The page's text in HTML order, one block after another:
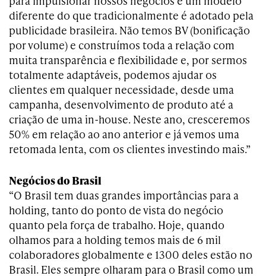
diferente do que tradicionalmente é adotado pela
publicidade brasileira. Não temos BV (bonificação
por volume) e construímos toda a relação com
muita transparência e flexibilidade e, por sermos
totalmente adaptáveis, podemos ajudar os
clientes em qualquer necessidade, desde uma
campanha, desenvolvimento de produto até a
criação de uma in-house. Neste ano, cresceremos
50% em relação ao ano anterior e já vemos uma
retomada lenta, com os clientes investindo mais.”
Negócios do Brasil
“O Brasil tem duas grandes importâncias para a
holding, tanto do ponto de vista do negócio
quanto pela força de trabalho. Hoje, quando
olhamos para a holding temos mais de 6 mil
colaboradores globalmente e 1300 deles estão no
Brasil. Eles sempre olharam para o Brasil como um